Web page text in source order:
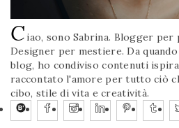
Ciao, sono Sabrina. Blogger per
Designer per mestiere. Da
blog, ho condiviso contenuti
raccontato l'amore per tutto ciò
cibo, stile di vita e creatività.